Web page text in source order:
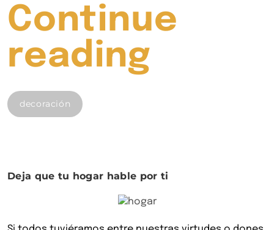
Continue
reading
déjate
decoración
Deja que tu hogar hable por ti